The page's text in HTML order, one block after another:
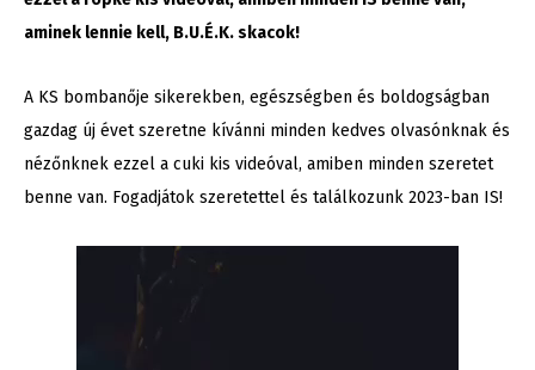
aminek lennie kell, B.U.É.K. skacok!
A KS bombanője sikerekben, egészségben és boldogságban
gazdag új évet szeretne kívánni minden kedves olvasónknak és
nézőnknek ezzel a cuki kis videóval, amiben minden szeretet
benne van. Fogadjátok szeretettel és találkozunk 2023-ban IS!